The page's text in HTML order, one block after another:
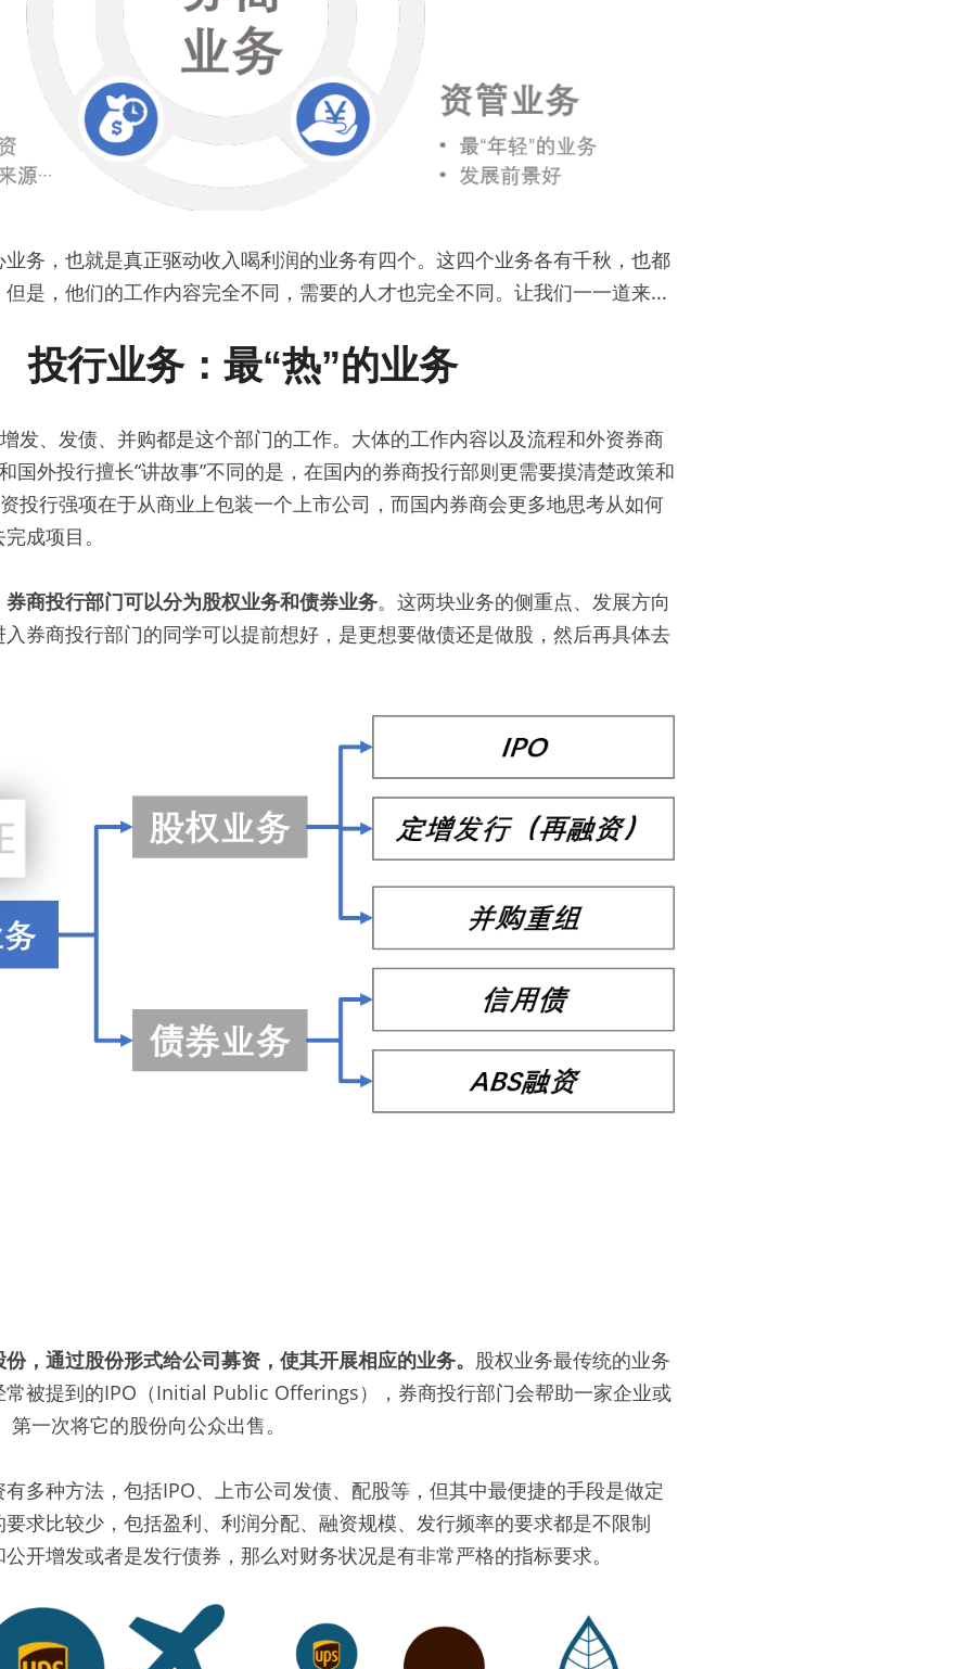
务，也就是真正驱动收入喝利润的业务有四个。这四个业务各有千秋，也都
是，他们的工作内容完全不同，需要的人才也完全不同。让我们一一道来...
投行业务：最“热”的业务
发、发债、并购都是这个部门的工作。大体的工作内容以及流程和外资券商
国外投行擅长“讲故事”不同的是，在国内的券商投行部则更需要摸清楚政策和
投行强项在于从商业上包装一个上市公司，而国内券商会更多地思考从如何
成项目。
商投行部门可以分为股权业务和债券业务。这两块业务的侧重点、发展方向
券商投行部门的同学可以提前想好，是更想要做债还是做股，然后再具体去
，通过股份形式给公司募资，使其开展相应的业务。 股权业务最传统的业务
常被提到的IPO（Initial Public Offerings），券商投行部门会帮助一家企业或
一次将它的股份向公众出售。
多种方法，包括IPO、上市公司发债、配股等，但其中最便捷的手段是做定
求比较少，包括盈利、利润分配、融资规模、发行频率的要求都是不限制
开增发或者是发行债券，那么对财务状况是有非常严格的指标要求。